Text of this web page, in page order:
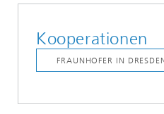
Kooperationen